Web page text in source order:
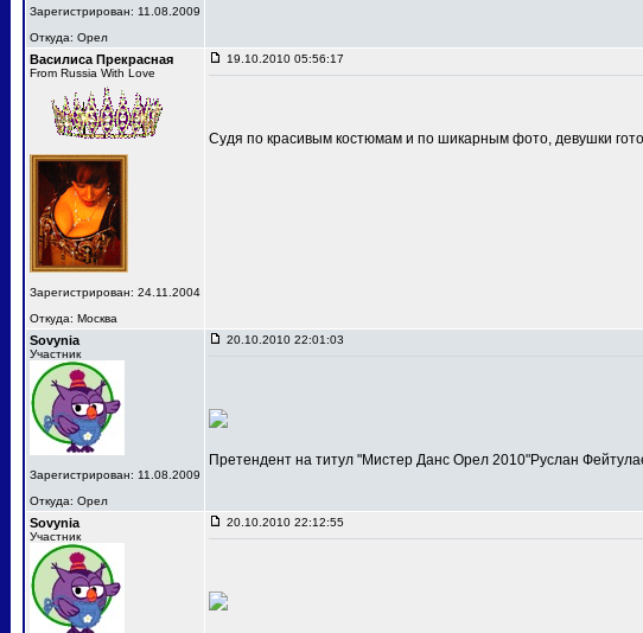
Зарегистрирован: 11.08.2009
Откуда: Орел
Василиса Прекрасная
From Russia With Love
Зарегистрирован: 24.11.2004
Откуда: Москва
19.10.2010 05:56:17
Судя по красивым костюмам и по шикарным фото, девушки
Sovynia
Участник
Зарегистрирован: 11.08.2009
Откуда: Орел
20.10.2010 22:01:03
Претендент на титул "Мистер Данс Орел 2010"Руслан
Sovynia
Участник
20.10.2010 22:12:55